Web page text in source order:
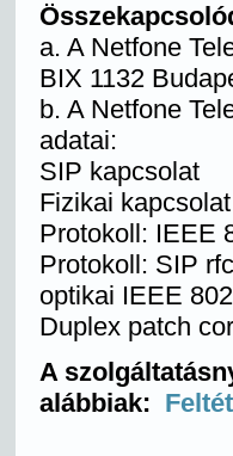
a. A Netfone
BIX 1132
b. A Netfone
adatai:
SIP kapcsolat
Fizikai
Protokoll: IEEE
Protokoll: SIP
optikai IEEE
Duplex patch
A
alábbiak: